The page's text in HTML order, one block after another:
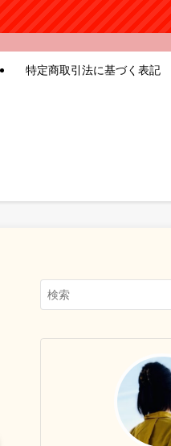
特定商取引法に基づく表記